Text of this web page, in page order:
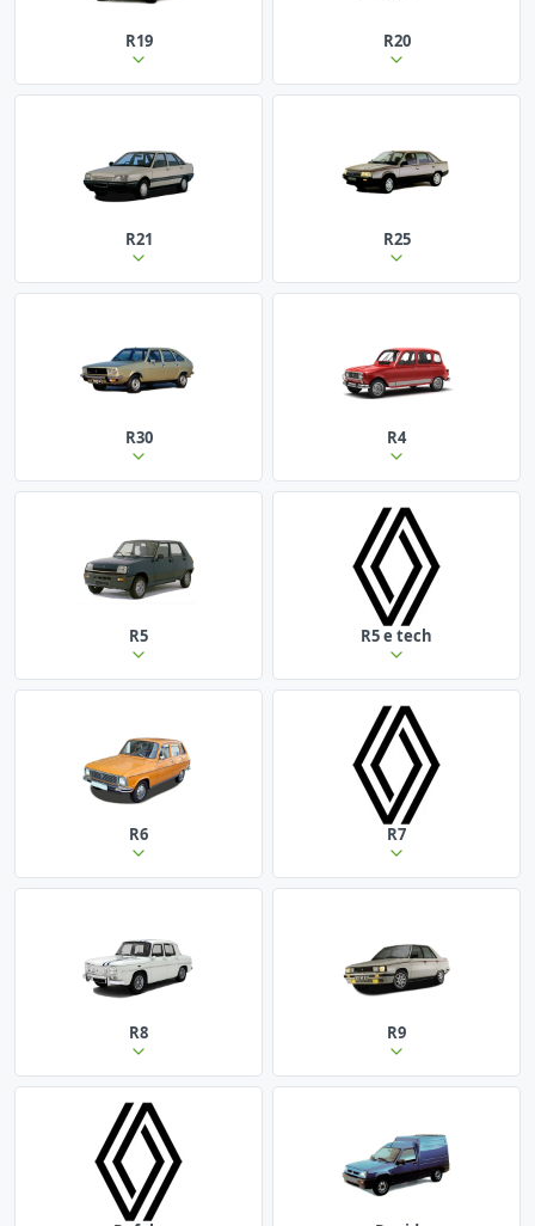
R19 R20
R21 R25
R30 R4
R5 R5 e tech
R6 R7
R8 R9